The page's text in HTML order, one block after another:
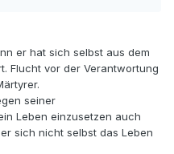
er hat sich selbst aus dem
Flucht vor der Verantwortung
seiner
Leben einzusetzen auch
sich nicht selbst das Leben